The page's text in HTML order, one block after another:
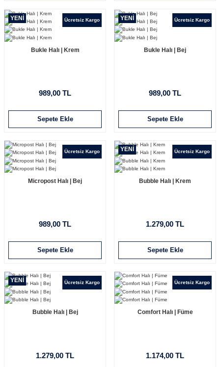
YENİ Ücretsiz Kargo
Bukle Halı | Krem
989,00 TL
Sepete Ekle
YENİ Ücretsiz Kargo
Bukle Halı | Bej
989,00 TL
Sepete Ekle
Ücretsiz Kargo
Micropost Halı | Bej
989,00 TL
Sepete Ekle
YENİ Ücretsiz Kargo
Bubble Halı | Krem
1.279,00 TL
Sepete Ekle
YENİ Ücretsiz Kargo
Bubble Halı | Bej
1.279,00 TL
Ücretsiz Kargo
Comfort Halı | Füme
1.174,00 TL